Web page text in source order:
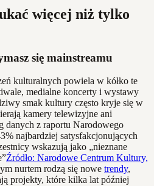
więcej niż tylko
się mainstreamu
kulturalnych powiela w kółko te
medialne koncerty i wystawy
smak kultury często kryje się w
kamery telewizyjne ani
danych z raportu Narodowego
najbardziej satysfakcjonujących
wskazują jako „nieznane
Źródło: Narodowe Centrum Kultury,
nurtem rodzą się nowe trendy,
projekty, które kilka lat później